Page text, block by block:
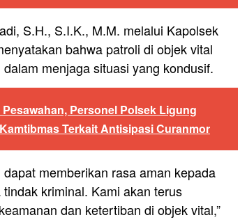
S.H., S.I.K., M.M. melalui Kapolsek
bahwa patroli di objek vital
menjaga situasi yang kondusif.
Personel Polsek Ligung
Terkait Antisipasi Curanmor
memberikan rasa aman kepada
kriminal. Kami akan terus
dan ketertiban di objek vital,”